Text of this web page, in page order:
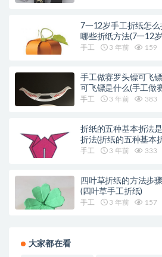
7一12岁手工折纸怎
哪些折纸方法(7一12
手工 3 年前 159
手工做赛罗头镖可飞
可飞镖是什么(手工做
手工 3 年前 383
折纸的五种基本折法
折法(折纸的五种基本
手工 3 年前 333
四叶草折纸的方法步
(四叶草手工折纸)
手工 3 年前 157
大家都在看